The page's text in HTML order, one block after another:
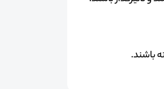
باشند.